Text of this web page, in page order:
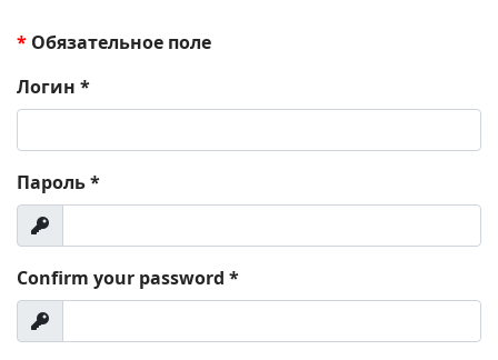
* Обязательное поле
Логин *
Пароль*
Показать
Confirm your password *
Показать